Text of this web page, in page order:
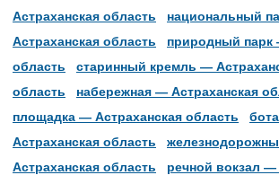
Астраханская область
национальный
Астраханская область
природный парк
область
старинный кремль —
область
набережная — Астраханская
площадка — Астраханская область
Астраханская область
Астраханская область
речной вокзал —